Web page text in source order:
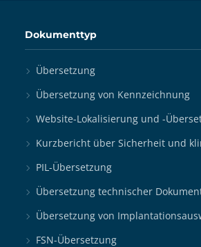
Dokumenttyp
Übersetzung
Übersetzung von Kennzeichnung
Website-Lokalisierung und -
Kurzbericht über Sicherheit und
PIL-Übersetzung
Übersetzung technischer
Übersetzung von
FSN-Übersetzung